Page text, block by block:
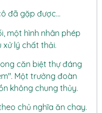
đã gặp được...
một hình nhân phép
lý chất thải.
căn biệt thự đáng
Một trưởng đoàn
không chung thủy.
chủ nghĩa ăn chay.